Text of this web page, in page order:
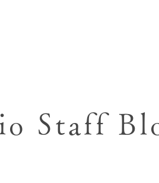
入学･卒園卒業記念撮影
Staff